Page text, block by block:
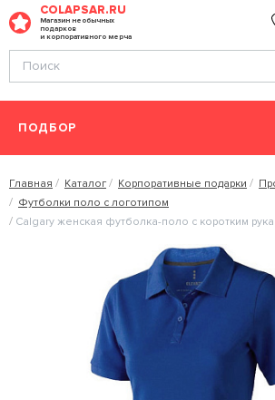
COLAPSAR.RU
Магазин необычных
подарков
и корпоративного мерча
ПОДБОР
Главная Каталог Корпоративные подарки
Футболки поло с логотипом
Calgary женская футболка-поло с коротким